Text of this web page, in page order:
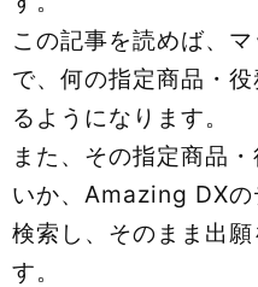
この記事を読めば、
で、何の指定商品・
るようになります。
また、その指定商品
いか、Amazing DXの
検索し、そのまま出
す。